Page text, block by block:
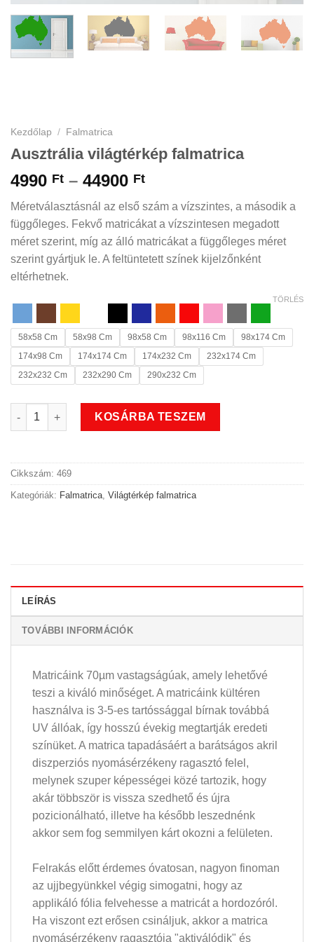
Kezdőlap / Falmatrica
Ausztrália világtérkép falmatrica
4990 Ft – 44900 FtÁrtartomány:
4990 Ft
-
44900 Ft
Méretválasztásnál az első szám a vízszintes, a második a
függőleges. Fekvő matricákat a vízszintesen megadott
méret szerint, míg az álló matricákat a függőleges méret
szerint gyártjuk le. A feltüntetett színek kijelzőnként
eltérhetnek.
58x58 Cm 58x98 Cm 98x58 Cm 98x116 Cm
98x174 Cm
174x98 Cm
174x174 Cm 174x232 Cm
232x174 Cm
232x232 Cm
232x290 Cm 290x232 Cm
TÖRLÉS
Ausztrália világtérkép falmatrica mennyiség
KOSÁRBA TESZEM
Cikkszám: 469
Kategóriák: Falmatrica, Világtérkép falmatrica
LEÍRÁS
TOVÁBBI INFORMÁCIÓK
Matricáink 70µm vastagságúak, amely lehetővé
teszi a kiváló minőséget. A matricáink kültéren
használva is 3-5-es tartóssággal bírnak továbbá
UV állóak, így hosszú évekig megtartják eredeti
színüket. A matrica tapadásáért a barátságos akril
diszperziós nyomásérzékeny ragasztó felel,
melynek szuper képességei közé tartozik, hogy
akár többször is vissza szedhető és újra
pozicionálható, illetve ha később leszednénk
akkor sem fog semmilyen kárt okozni a felületen.
Felrakás előtt érdemes óvatosan, nagyon finoman
az ujjbegyünkkel végig simogatni, hogy az
applikáló fólia felvehesse a matricát a hordozóról.
Ha viszont ezt erősen csináljuk, akkor a matrica
nyomásérzékeny ragasztója "aktiválódik" és